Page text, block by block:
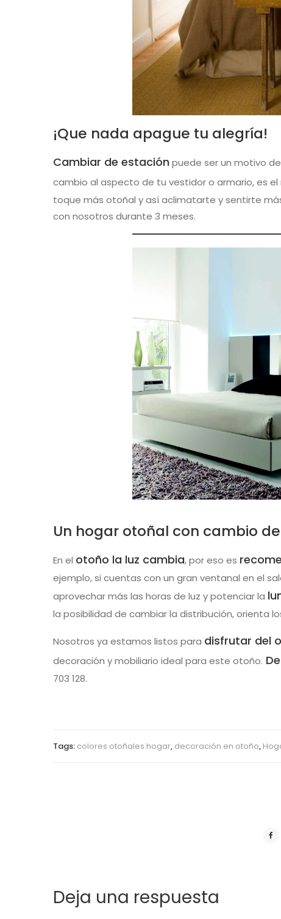
¡Que nada apague tu alegría!
Cambiar de estación puede ser un motivo
cambio al aspecto de tu vestidor o armario, es
toque más otoñal y así aclimatarte y sentirte
con nosotros durante 3 meses.
Un hogar otoñal con cambio
En el otoño la luz cambia, por eso es
ejemplo, si cuentas con un gran ventanal en el
aprovechar más las horas de luz y potenciar la
la posibilidad de cambiar la distribución, orienta
Nosotros ya estamos listos para disfrutar del
decoración y mobiliario ideal para este otoño.
703 128.
Tags: colores otoñales hogar, decoración en otoño,
Deja una respuesta